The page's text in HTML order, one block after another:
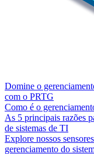
Domine o
com o PRTG
Como é o
As 5 principais razões
de sistemas de TI
Explore nossos
gerenciamento do